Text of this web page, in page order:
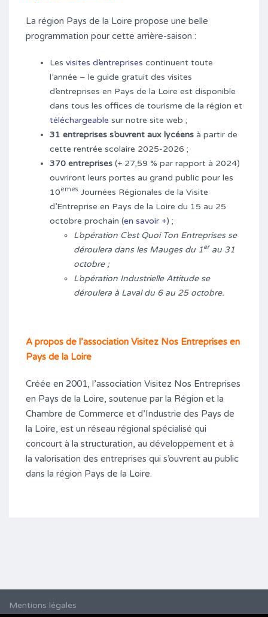
La région Pays de la Loire propose une belle
programmation pour cette arrière-saison :
Les visites d’entreprises continuent toute
l’année – le guide gratuit des visites
d’entreprises en Pays de la Loire est disponible
dans tous les offices de tourisme de la région et
téléchargeable sur notre site web ;
31 entreprises s’ouvrent aux lycéens à partir de
cette rentrée scolaire 2025-2026 ;
370 entreprises (+ 27,59 % par rapport à 2024)
ouvriront leurs portes au grand public pour les
10èmes Journées Régionales de la Visite
d’Entreprise en Pays de la Loire du 15 au 25
octobre prochain (en savoir +) ;
L’opération C’est Quoi Ton Entreprises se
déroulera dans les Mauges du 1erau 31
octobre ;
L’opération Industrielle Attitude se
déroulera à Laval du 6 au 25 octobre.
A propos de l’association Visitez Nos Entreprises en
Pays de la Loire
Créée en 2001, l’association Visitez Nos Entreprises
en Pays de la Loire, soutenue par la Région et la
Chambre de Commerce et d’Industrie des Pays de
la Loire, est un réseau régional spécialisé qui
concourt à la structuration, au développement et à
la valorisation des entreprises qui s’ouvrent au public
dans la région Pays de la Loire.
Mentions légales